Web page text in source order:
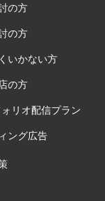
の方
の方
いかない方
の方
リオ配信プラン
ング広告